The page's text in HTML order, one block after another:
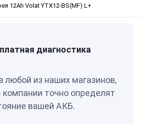
12Ah Volat YTX12-BS(MF) L+
диагностика
любой из наших магазинов,
точно определят
вашей АКБ.